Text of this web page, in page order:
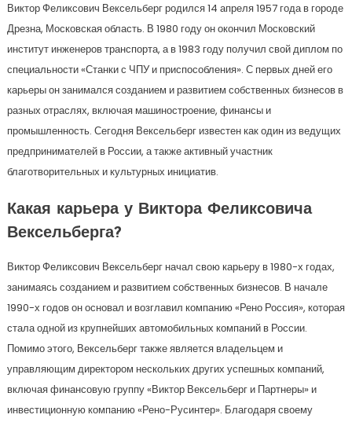
Виктор Феликсович Вексельберг родился 14 апреля 1957 года в городе
Дрезна, Московская область. В 1980 году он окончил Московский
институт инженеров транспорта, а в 1983 году получил свой диплом по
специальности «Станки с ЧПУ и приспособления». С первых дней его
карьеры он занимался созданием и развитием собственных бизнесов в
разных отраслях, включая машиностроение, финансы и
промышленность. Сегодня Вексельберг известен как один из ведущих
предпринимателей в России, а также активный участник
благотворительных и культурных инициатив.
Какая карьера у Виктора Феликсовича
Вексельберга?
Виктор Феликсович Вексельберг начал свою карьеру в 1980-х годах,
занимаясь созданием и развитием собственных бизнесов. В начале
1990-х годов он основал и возглавил компанию «Рено Россия», которая
стала одной из крупнейших автомобильных компаний в России.
Помимо этого, Вексельберг также является владельцем и
управляющим директором нескольких других успешных компаний,
включая финансовую группу «Виктор Вексельберг и Партнеры» и
инвестиционную компанию «Рено-Русинтер». Благодаря своему